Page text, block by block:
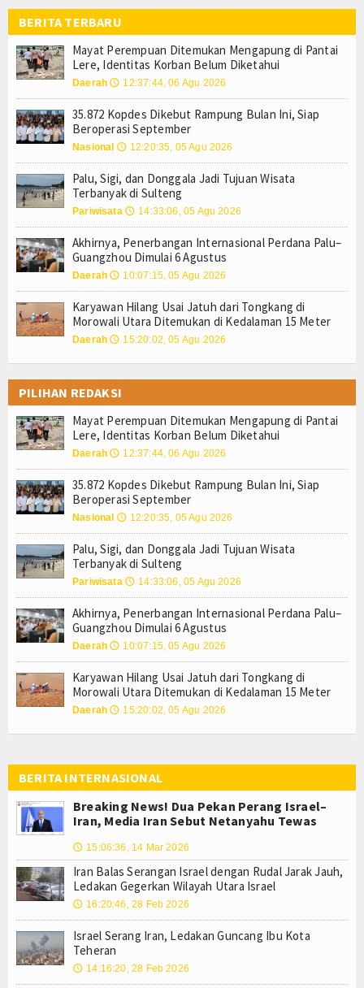
Tokoh
Ceramah
Index Berita
Video
Gallery
Agenda
Forum
Register
Login
Resmi, Harga Pertamax hingga Pertamax Turbo Turun
Pemprov Sulteng Sesalkan Pencabutan Status Tuan
Mayat Perempuan Ditemukan Mengapung di Pantai Lere,
Karyawan Hilang Usai Jatuh dari Tongkang di Morowali
Palu, Sigi, dan Donggala Jadi Tujuan Wisata Terbanyak di
Suka Rekam Orang Tanpa Izin Buat Konten? Menkomdigi:
Masa Transisi Darurat Gempa Sigi Resmi Berakhir, Fokus
Pemprov Sulteng Resmi Layangkan Surat Keberatan atas
Resmi, Harga Pertamax hingga Pertamax Turbo Turun
Pemprov Sulteng Sesalkan Pencabutan Status Tuan
Karyawan Hilang Usai Jatuh dari Tongkang di Morowali
Palu, Sigi, dan Donggala Jadi Tujuan Wisata Terbanyak di
Akhirnya, Penerbangan Internasional Perdana
BERITA TERBARU
Mayat Perempuan Ditemukan Mengapung di Pantai
Lere, Identitas Korban Belum Diketahui
Daerah 🕔 12:37:44, 06 Agu 2026
35.872 Kopdes Dikebut Rampung Bulan Ini, Siap
Beroperasi September
Nasional 🕔 12:20:35, 05 Agu 2026
Palu, Sigi, dan Donggala Jadi Tujuan Wisata
Terbanyak di Sulteng
Pariwisata 🕔 14:33:06, 05 Agu 2026
Akhirnya, Penerbangan Internasional Perdana Palu–
Guangzhou Dimulai 6 Agustus
Daerah 🕔 10:07:15, 05 Agu 2026
Karyawan Hilang Usai Jatuh dari Tongkang di
Morowali Utara Ditemukan di Kedalaman 15 Meter
Daerah 🕔 15:20:02, 05 Agu 2026
PILIHAN REDAKSI
Mayat Perempuan Ditemukan Mengapung di Pantai
Lere, Identitas Korban Belum Diketahui
Daerah 🕔 12:37:44, 06 Agu 2026
35.872 Kopdes Dikebut Rampung Bulan Ini, Siap
Beroperasi September
Nasional 🕔 12:20:35, 05 Agu 2026
Palu, Sigi, dan Donggala Jadi Tujuan Wisata
Terbanyak di Sulteng
Pariwisata 🕔 14:33:06, 05 Agu 2026
Akhirnya, Penerbangan Internasional Perdana Palu–
Guangzhou Dimulai 6 Agustus
Daerah 🕔 10:07:15, 05 Agu 2026
Karyawan Hilang Usai Jatuh dari Tongkang di
Morowali Utara Ditemukan di Kedalaman 15 Meter
Daerah 🕔 15:20:02, 05 Agu 2026
BERITA INTERNASIONAL
Breaking News! Dua Pekan Perang Israel–
Iran, Media Iran Sebut Netanyahu Tewas
🕔 15:06:36, 14 Mar 2026
Iran Balas Serangan Israel dengan Rudal Jarak Jauh,
Ledakan Gegerkan Wilayah Utara Israel
🕔 16:20:46, 28 Feb 2026
Israel Serang Iran, Ledakan Guncang Ibu Kota
Teheran
🕔 14:16:20, 28 Feb 2026